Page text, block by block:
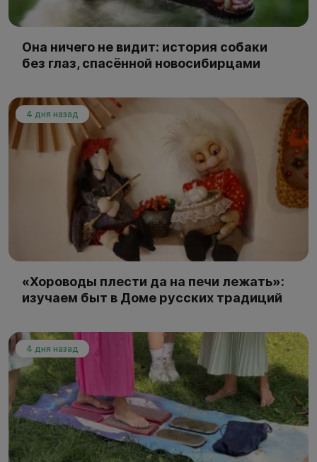
Она ничего не видит: история собаки
без глаз, спасённой новосибирцами
4 дня назад
«Хороводы плести да на печи лежать»:
изучаем быт в Доме русских традиций
4 дня назад